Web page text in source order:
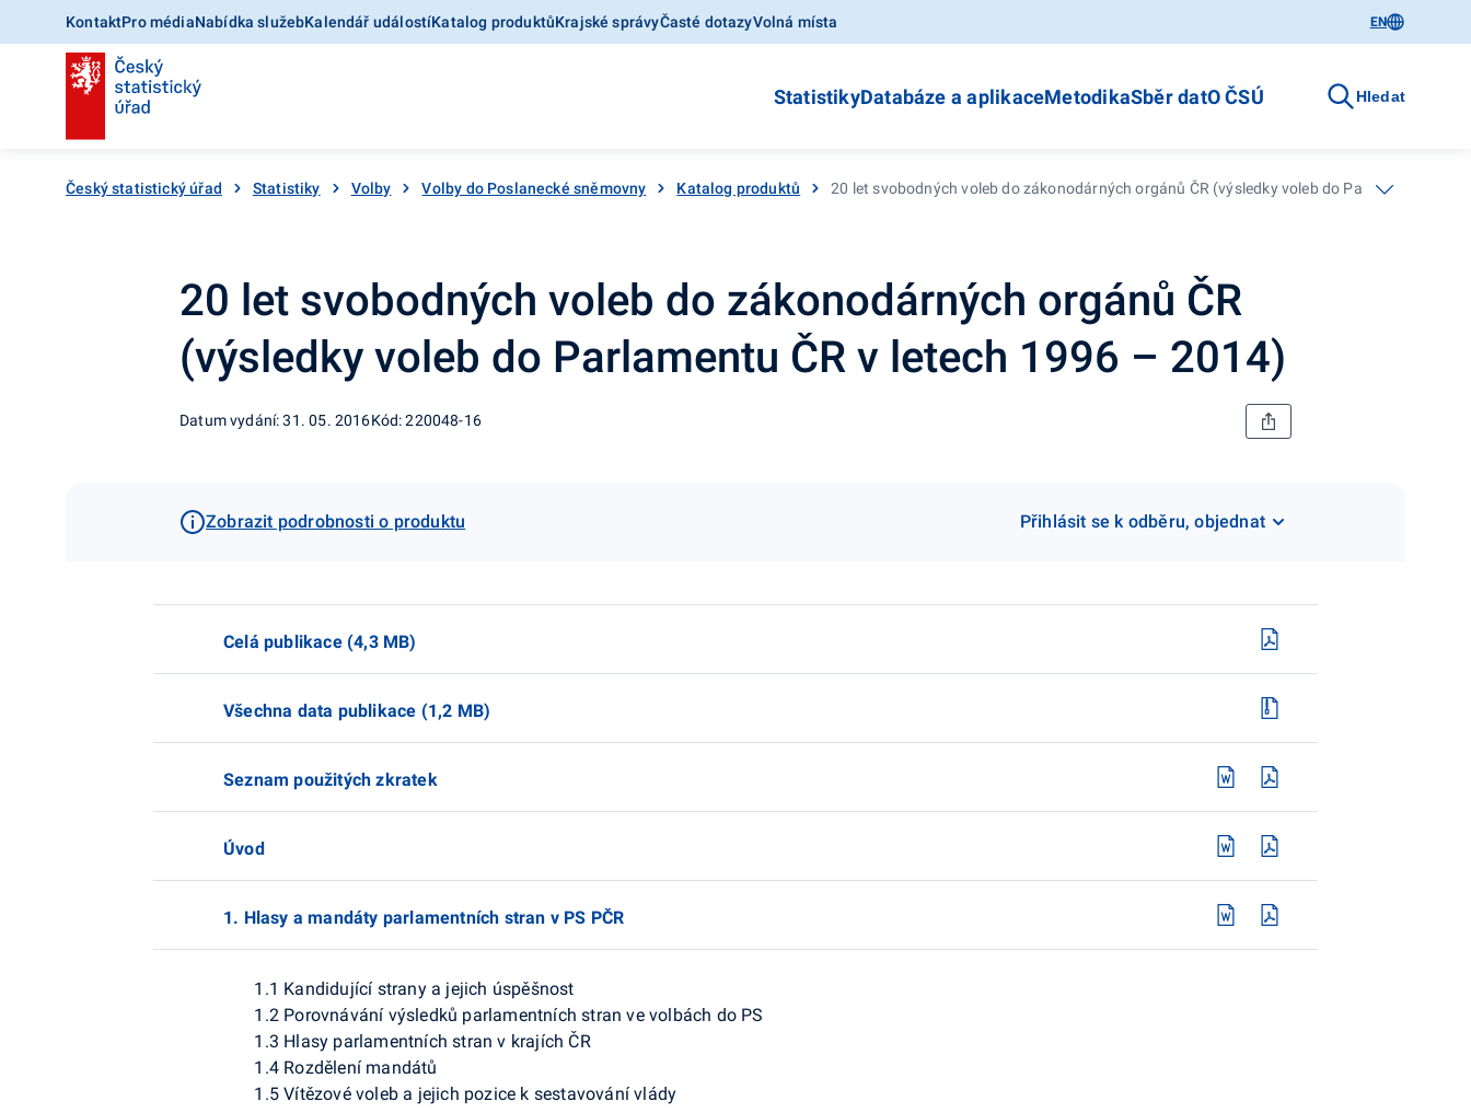
KontaktPro médiaNabídka služebKalendář událostíKatalog produktůKrajské správyČasté dotazyVolná místa EN
StatistikyDatabáze a aplikaceMetodikaSběr datO ČSÚ Hledat
Český statistický úřad Statistiky Volby Volby do Poslanecké sněmovny Katalog produktů 20 let svobodných voleb do zákonodárných orgánů ČR (výsledky voleb do Parlamentu ČR v
20 let svobodných voleb do zákonodárných orgánů ČR
(výsledky voleb do Parlamentu ČR v letech 1996 – 2014)
Datum vydání: 31. 05. 2016Kód: 220048-16
Zobrazit podrobnosti o produktu Přihlásit se k odběru, objednat
Celá publikace (4,3 MB)
Všechna data publikace (1,2 MB)
Seznam použitých zkratek
Úvod
1. Hlasy a mandáty parlamentních stran v PS PČR
1.1 Kandidující strany a jejich úspěšnost
1.2 Porovnávání výsledků parlamentních stran ve volbách do PS
1.3 Hlasy parlamentních stran v krajích ČR
1.4 Rozdělení mandátů
1.5 Vítězové voleb a jejich pozice k sestavování vlády